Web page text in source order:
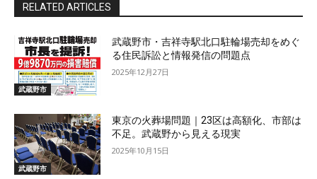
RELATED ARTICLES
武蔵野市
武蔵野市・吉祥寺駅北口駐輪場売却をめぐ
る住民訴訟と情報発信の問題点
2025年12月27日
武蔵野市
東京の火葬場問題｜23区は高額化、市部は
不足。武蔵野から見える現実
2025年10月15日